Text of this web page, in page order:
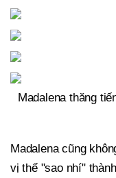
Madalena thăng
Madalena cũng
vị thế "sao nhí"